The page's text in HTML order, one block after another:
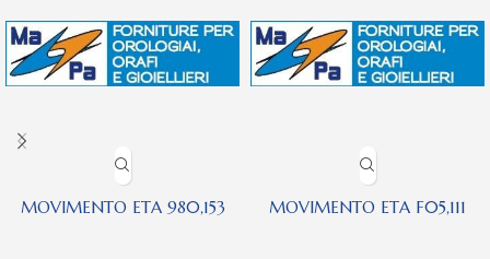
MOVIMENTO ETA 980,153 MOVIMENTO ETA F05,111